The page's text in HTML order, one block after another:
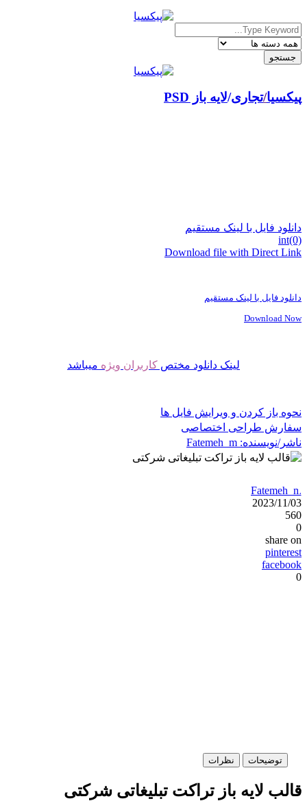
پیکسیا/ لایه باز PSD تجاری
دانلود فایل با لینک مستقیم
int(0)
Download file with Direct Link
دانلود فایل با لینک مستقیم
Download Now
لینک دانلود مختص کاربران ویژه میباشد
نحوه باز کردن و ویرایش فایل ها
سفارش طراحی اختصاصی
ناشر/نویسنده: Fatemeh_m
Fatemeh_m
2023/11/03
560
0
share on
pinterest
facebook
0
توضیحات نظرات
قالب لایه باز تراکت تبلیغاتی شرکتی